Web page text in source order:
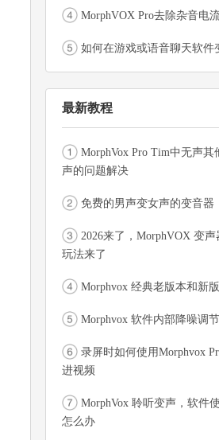
MorphVOX Pro去除杂音电
如何在游戏或语音聊天软件
最新教程
MorphVox Pro Tim中无声其
声的问题解决
免费的男声变女声的变音器
2026来了，MorphVOX 变
玩法来了
Morphvox 经典老版本和新
Morphvox 软件内部降噪调节
录屏时如何使用Morphvox
进视频
MorphVox 聆听变声，软件
怎么办